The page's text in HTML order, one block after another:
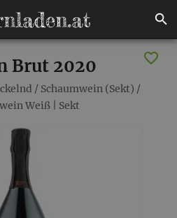
Brut 2020
/ Schaumwein (Sekt) /
Weiß | Sekt